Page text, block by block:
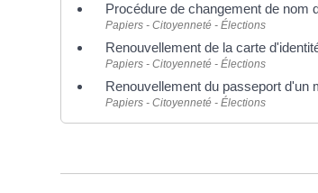
Procédure de changement de nom
Papiers - Citoyenneté - Élections
Renouvellement de la carte
Papiers - Citoyenneté - Élections
Renouvellement du passeport d'un
Papiers - Citoyenneté - Élections